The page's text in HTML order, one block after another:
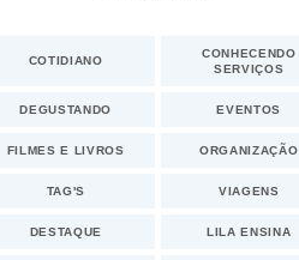
COTIDIANO
CONHECENDO
SERVIÇOS
DEGUSTANDO EVENTOS
FILMES E LIVROS ORGANIZAÇÃO
TAG'S VIAGENS
DESTAQUE LILA ENSINA